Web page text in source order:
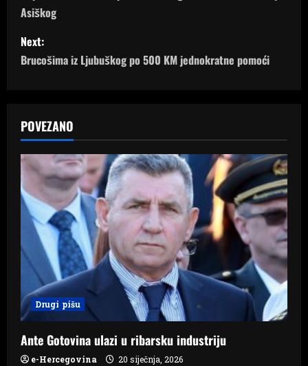
s
t
a
v
i
g
t
i
o
n
Asiškog
Next:
Brucošima iz Ljubuškog po 500 KM jednokratne pomoći
POVEZANO
Drugi pišu
Ante Gotovina ulazi u ribarsku industriju
e-Hercegovina 20 siječnja, 2026